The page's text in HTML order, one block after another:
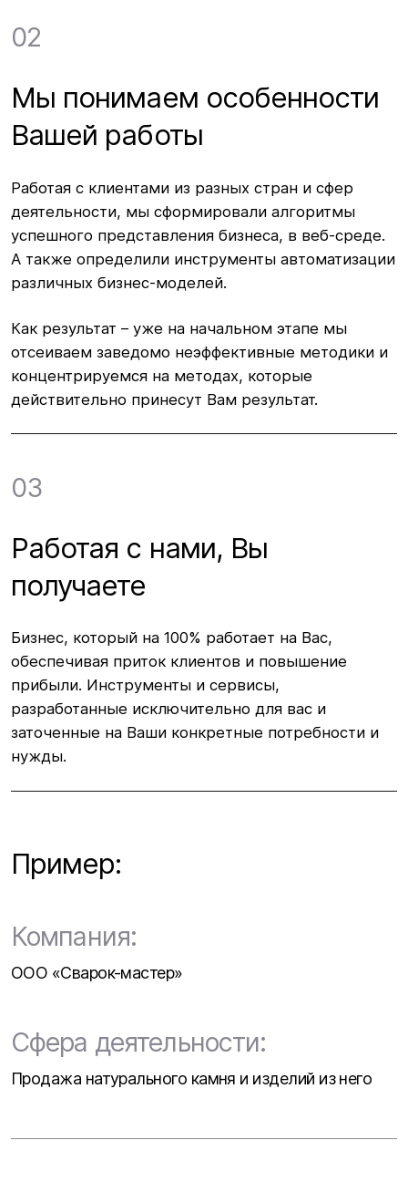
02
Мы понимаем особенности
Вашей работы
Работая с клиентами из разных стран и сфер
деятельности, мы сформировали алгоритмы
успешного представления бизнеса, в веб-среде.
А также определили инструменты автоматизации
различных бизнес-моделей.
Как результат – уже на начальном этапе мы
отсеиваем заведомо неэффективные методики и
концентрируемся на методах, которые
действительно принесут Вам результат.
03
Работая с нами, Вы
получаете
Бизнес, который на 100% работает на Вас,
обеспечивая приток клиентов и повышение
прибыли. Инструменты и сервисы,
разработанные исключительно для вас и
заточенные на Ваши конкретные потребности и
нужды.
Пример:
Компания:
ООО «Сварок-мастер»
Сфера деятельности:
Продажа натурального камня и изделий из него